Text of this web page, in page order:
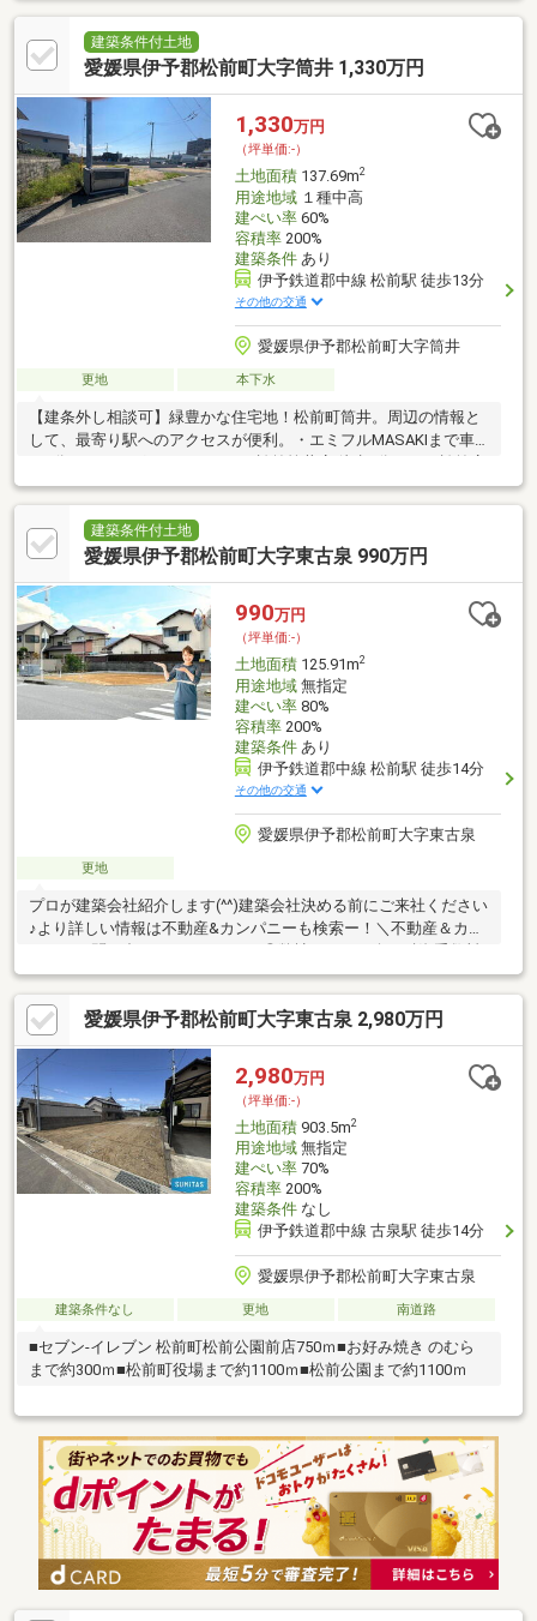
建築条件付土地
愛媛県伊予郡松前町大字筒井 1,330万円
1,330万円
（坪単価:-）
土地面積137.69m2
用途地域１種中高
建ぺい率60%
容積率200%
建築条件あり
伊予鉄道郡中線 松前駅 徒歩13分
その他の交通
愛媛県伊予郡松前町大字筒井
更地 本下水
【建条外し相談可】緑豊かな住宅地！松前町筒井。周辺の情報と
して、最寄り駅へのアクセスが便利。・エミフルMASAKIまで車
で6分・ドラッグストアセイムス松前筒井店 徒歩2分・フジ松前店
徒歩４分
◇◆◇◆◇◆◇◆◇◆◇◆◇◆◇◆◇◆◇◆◇◆◇◆◇◆☆
静かで落ち着いた住環境☆交通量も少なめ☆松前小学校、松前中
学校エリアなどなど魅力的なポイントがたくさん♪
建築条件付土地
愛媛県伊予郡松前町大字東古泉 990万円
990万円
（坪単価:-）
土地面積125.91m2
用途地域無指定
建ぺい率80%
容積率200%
建築条件あり
伊予鉄道郡中線 松前駅 徒歩14分
その他の交通
愛媛県伊予郡松前町大字東古泉
更地
プロが建築会社紹介します(^^)建築会社決める前にご来社ください
♪より詳しい情報は不動産&カンパニーも検索ー！＼不動産＆カン
パニーに問い合わせるメリット／◎弊社からの紹介で融資手数料
が半額になる銀行有！◎簡易ホームインスペクションします！◎
追加工事の提案と価格に自信があります！◎金額的に最小限で済
む買い方教えます！◎他社掲載の物件も含んでご案内ツアー可
能！物件を比較できます！◎楽しい！ってよく言われます(^^)/弊
社のHPにも書ききれない情報公開しておりますので、詳しくはそ
ちらもご覧ください
愛媛県伊予郡松前町大字東古泉 2,980万円
2,980万円
（坪単価:-）
土地面積903.5m2
用途地域無指定
建ぺい率70%
容積率200%
建築条件なし
伊予鉄道郡中線 古泉駅 徒歩14分
愛媛県伊予郡松前町大字東古泉
建築条件なし 更地 南道路
■セブン-イレブン 松前町松前公園前店750ｍ■お好み焼き のむら
まで約300ｍ■松前町役場まで約1100ｍ■松前公園まで約1100ｍ